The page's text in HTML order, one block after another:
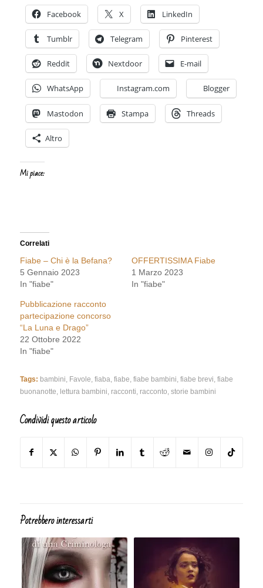
Facebook X LinkedIn
Tumblr Telegram Pinterest
Reddit Nextdoor E-mail
WhatsApp Instagram.com Blogger
Mastodon Stampa Threads
Altro
Mi piace:
Correlati
Fiabe – Chi è la Befana?
5 Gennaio 2023
In "fiabe"
OFFERTISSIMA Fiabe
1 Marzo 2023
In "fiabe"
Pubblicazione racconto
partecipazione concorso
“La Luna e Drago”
22 Ottobre 2022
In "fiabe"
Tags: bambini Favole fiaba fiabe fiabe bambini fiabe brevi fiabe
buonanotte
lettura bambini racconti racconto storie bambini
Condividi questo articolo
Potrebbero interessarti